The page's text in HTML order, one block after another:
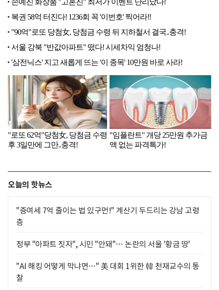
오늘의 핫뉴스
"증여세 7억 줄이는 법 있구먼!" 계산기 두드리는 강남 고령
층
정부 "아파트 짓자", 시민 "안돼"… 논란의 서울 '황금 땅'
"AI 해킹 어떻게 막냐면…" 美 대회 1위한 韓 천재교수의 통
찰